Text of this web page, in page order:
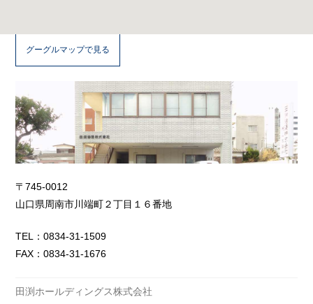
ン
グ
ス
株
式
会
社
グーグルマップで見る
〒745-0012
山口県周南市川端町２丁目１６番地
TEL：0834-31-1509
FAX：0834-31-1676
田渕ホールディングス株式会社